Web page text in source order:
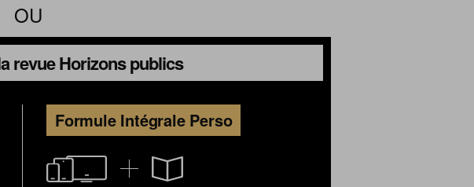
OU
revue Horizons publics
Formule Intégrale Perso